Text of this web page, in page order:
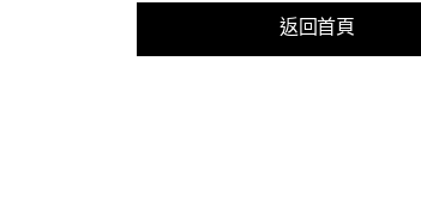
返回首頁